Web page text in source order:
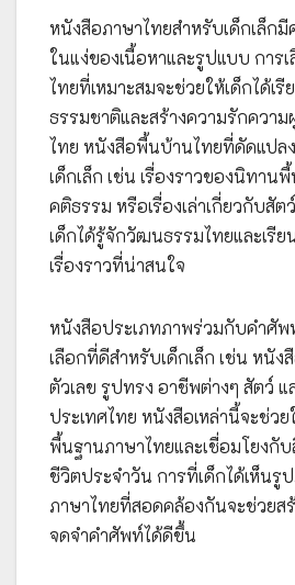
หนังสือภาษาไทยสำหรับเด็กเล็ก
ในแง่ของเนื้อหาและรูปแบบ การ
ไทยที่เหมาะสมจะช่วยให้เด็กได้เ
ธรรมชาติและสร้างความรักคว
ไทย หนังสือพื้นบ้านไทยที่ดัดแปล
เด็กเล็ก เช่น เรื่องราวของนิทาน
คติธรรม หรือเรื่องเล่าเกี่ยวกับสั
เด็กได้รู้จักวัฒนธรรมไทยและเรี
เรื่องราวที่น่าสนใจ
หนังสือประเภทภาพร่วมกับคำศัพ
เลือกที่ดีสำหรับเด็กเล็ก เช่น หนัง
ตัวเลข รูปทรง อาชีพต่างๆ สัตว์
ประเทศไทย หนังสือเหล่านี้จะช่ว
พื้นฐานภาษาไทยและเชื่อมโยงกับ
ชีวิตประจำวัน การที่เด็กได้เห็นรู
ภาษาไทยที่สอดคล้องกันจะช่วยสร้
จดจำคำศัพท์ได้ดีขึ้น